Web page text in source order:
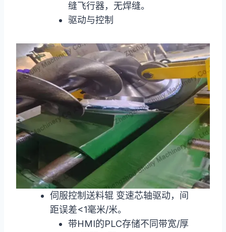
缝飞行器，无焊缝。
驱动与控制
伺服控制送料辊 变速芯轴驱动，间
距误差<1毫米/米。
带HMI的PLC存储不同带宽/厚